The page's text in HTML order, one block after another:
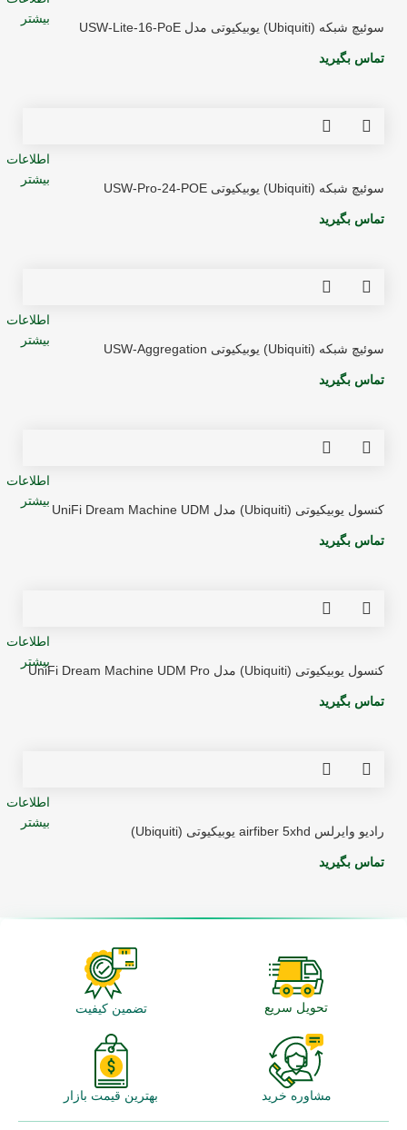
بیشتر
سوئیچ شبکه (Ubiquiti) یوبیکیوتی مدل USW-Lite-16-PoE
تماس بگیرید
اطلاعات
بیشتر
سوئیچ شبکه (Ubiquiti) یوبیکیوتی USW-Pro-24-POE
تماس بگیرید
اطلاعات
بیشتر
سوئیچ شبکه (Ubiquiti) یوبیکیوتی USW-Aggregation
تماس بگیرید
اطلاعات
بیشتر
کنسول یوبیکیوتی (Ubiquiti) مدل UniFi Dream Machine UDM
تماس بگیرید
اطلاعات
بیشتر
کنسول یوبیکیوتی (Ubiquiti) مدل UniFi Dream Machine UDM Pro
تماس بگیرید
اطلاعات
بیشتر
رادیو وایرلس airfiber 5xhd یوبیکیوتی (Ubiquiti)
تماس بگیرید
تحویل سریع تضمین کیفیت
مشاوره خرید بهترین قیمت بازار